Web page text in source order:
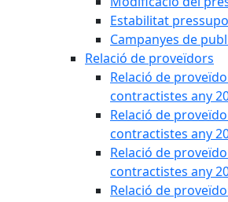
Estabilitat
Campanyes de
Relació de proveïdors
Relació de
contractistes any
Relació de
contractistes any
Relació de
contractistes any
Relació de